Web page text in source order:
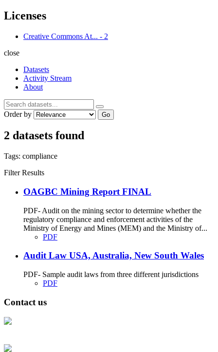
Licenses
Creative Commons At... - 2
close
Datasets
Activity Stream
About
Order by Go
2 datasets found
Tags: compliance
Filter Results
OAGBC Mining Report FINAL
PDF- Audit on the mining sector to determine whether the
regulatory compliance and enforcement activities of the
Ministry of Energy and Mines (MEM) and the Ministry of...
PDF
Audit Law USA, Australia, New South Wales
PDF- Sample audit laws from three different jurisdictions
PDF
Contact us